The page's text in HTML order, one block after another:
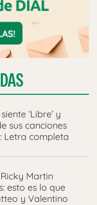
‘Libre’ y
sus canciones
Letra completa
Martin
esto es lo que
y Valentino